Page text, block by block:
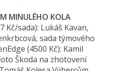
MINULÉHO KOLA
Kč/sada): Lukáš Kavan,
sada týmového
(4500 Kč): Kamil
Škoda na zhotovení